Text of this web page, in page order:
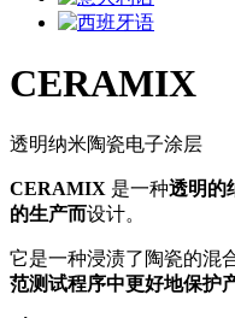
CERAMIX
透明纳米陶瓷电子涂层
CERAMIX 是一种透明的
的生产而设计。
它是一种浸渍了陶瓷的混
范测试程序中更好地保护